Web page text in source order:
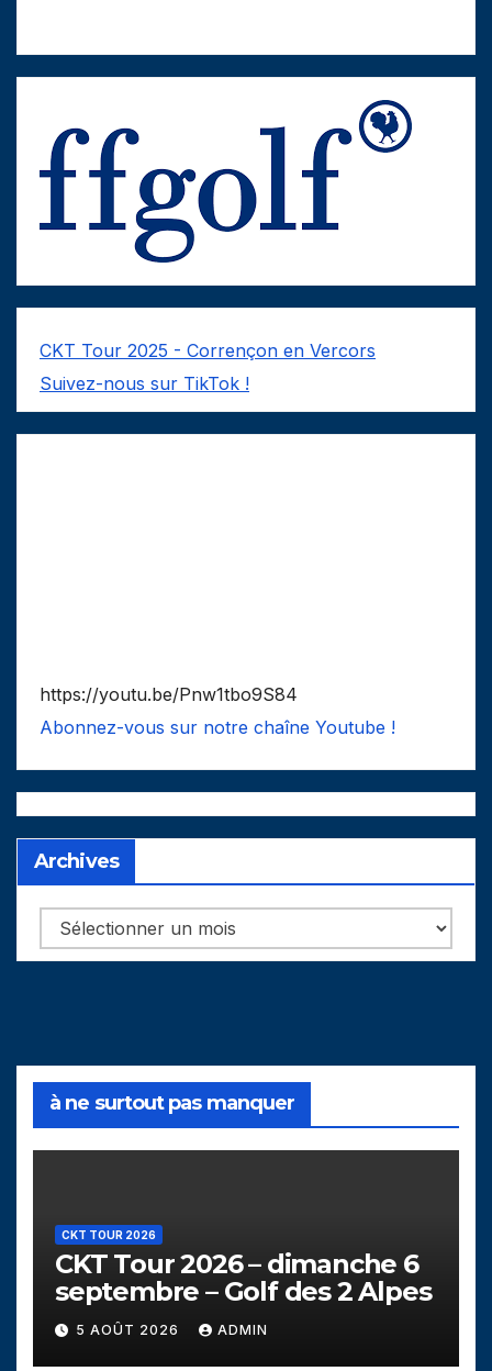
CKT Tour 2025 - Corrençon en Vercors
Suivez-nous sur TikTok !
https://youtu.be/Pnw1tbo9S84
Abonnez-vous sur notre chaîne Youtube !
Archives
Archives
à ne surtout pas manquer
CKT TOUR 2026
CKT Tour 2026 – dimanche 6
septembre – Golf des 2 Alpes
5 AOÛT 2026 ADMIN